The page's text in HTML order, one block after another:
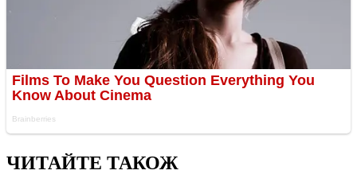
ЧИТАЙТЕ ТАКОЖ